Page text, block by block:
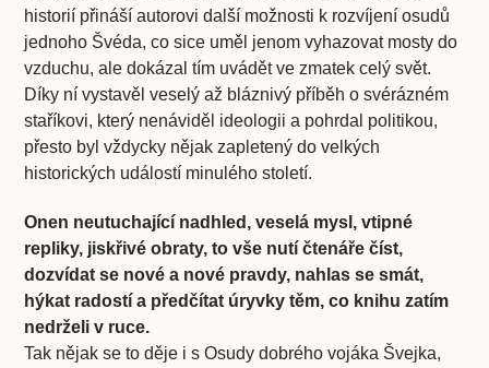
historií přináší autorovi další možnosti k rozvíjení osudů
jednoho Švéda, co sice uměl jenom vyhazovat mosty do
vzduchu, ale dokázal tím uvádět ve zmatek celý svět.
Díky ní vystavěl veselý až bláznivý příběh o svérázném
staříkovi, který nenáviděl ideologii a pohrdal politikou,
přesto byl vždycky nějak zapletený do velkých
historických událostí minulého století.
Onen neutuchající nadhled, veselá mysl, vtipné
repliky, jiskřivé obraty, to vše nutí čtenáře číst,
dozvídat se nové a nové pravdy, nahlas se smát,
hýkat radostí a předčítat úryvky těm, co knihu zatím
nedrželi v ruce.
Tak nějak se to děje i s Osudy dobrého vojáka Švejka,